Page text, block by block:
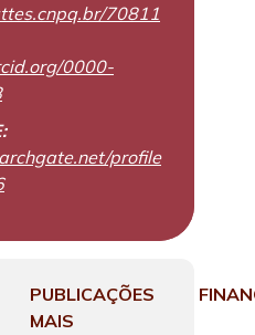
70811
0000-
profile
PUBLICAÇÕES
MAIS